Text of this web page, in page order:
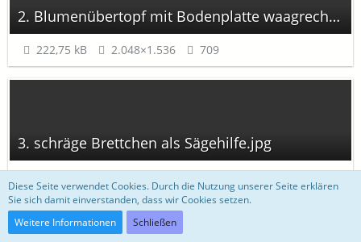
2. Blumenübertopf mit Bodenplatte waagrecht.jpg
222,75 kB 2.048×1.536 709
3. schräge Brettchen als Sägehilfe.jpg
264,9 kB 2.048×1.536 658
Diese Seite verwendet Cookies. Durch die Nutzung unserer Seite erklären
Sie sich damit einverstanden, dass wir Cookies setzen.
Weitere Informationen
Schließen